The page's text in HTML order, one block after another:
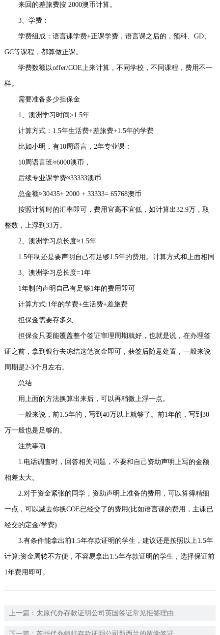
来回的差旅费按 2000澳币计算。
3、学费：
学费组成：语言课学费+正课学费，语言课之后的，预科、GD、
GC等课程，都算做正课。
学费数额以offer/COE上来计算，不同学校，不同课程，费用不一
样。
需要准备多少担保金
1、澳洲学习时间>1.5年
计算方式：1.5年生活费+差旅费+1.5年的学费
比如小明，有10周语言，2年专业课：
10周语言班≈6000澳币，
后续专业课学费≈33333澳币
总金额≈30435+ 2000 + 33333= 65768澳币
按照计算时的汇率即可，费用宜高不宜低，如计算出32.9万，取
整数，上浮到33万。
2、澳洲学习总长度≈1.5年
1.5年制还是要声明自己有足够1.5年的费用。计算方式和上面相同
3、澳洲学习总长度=1年
1年制的声明自己有足够1年的费用即可
计算方式:1年的学费+生活费+差旅费
担保金需要存多久
担保金只要能覆盖整个签证审理周期就好，也就是说，在办理签
证之前，拿到银行去冻结这笔资金即可，获签后随意处置，一般来说
周期是2-3个月左右。
总结
用上面的方法换算出来后，可以再稍微上浮一点。
一般来说，前1.5年的，写到40万以上就够了。前1年的，写到30
万一般也是足够的。
注意事项
1.电话调查时，回答相关问题，不要和自己资助声明上写的金额
相差太大。
2.对于资金紧张的同学，资助声明上准备的费用，可以算得精细
一点，可以减去你换COE已经交了的费用(比如语言课的费用，主课已
经交的定金/学费)
3.有条件能拿出前1.5年存款证明的学生，建议还是按照以上1.5年
计算;资金周转不方便，不容易拿出1.5年存款证明的学生，选择保证前
1年费用即可。
上一篇： 太原代办存款证明公司英国签证常见拒签理由